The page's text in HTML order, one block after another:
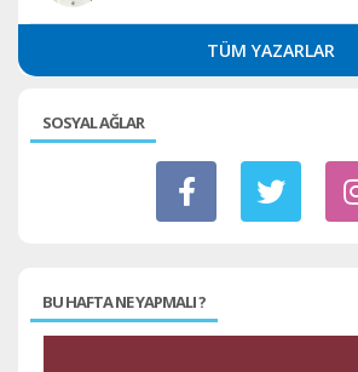
TÜM YAZARLAR
SOSYAL AĞLAR
BU HAFTA NE YAPMALI ?